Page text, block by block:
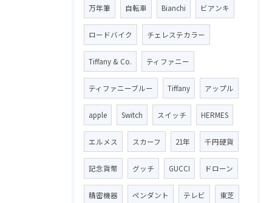
万年筆 自転車 Bianchi ビアンキ
ロードバイク チェレステカラー
Tiffany & Co. ティファニー
ティファニーブルー Tiffany アップル
apple Switch スイッチ HERMES
エルメス スカーフ 21年 千円硬貨
記念貨幣 グッチ GUCCI ドローン
精密機器 ペンダント テレビ 東芝